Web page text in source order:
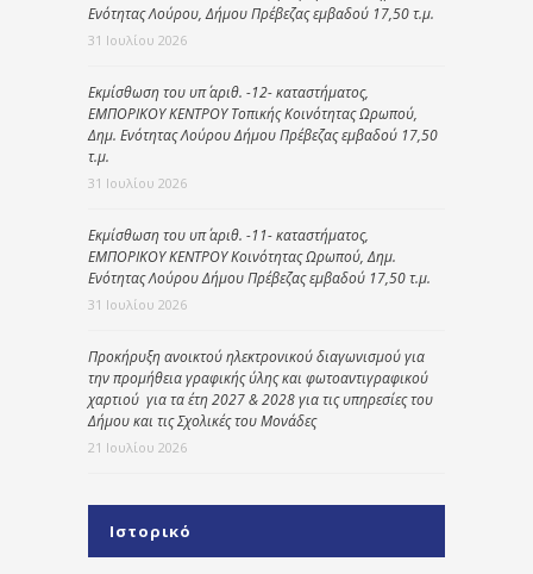
Ενότητας Λούρου, Δήμου Πρέβεζας εμβαδού 17,50 τ.μ.
31 Ιουλίου 2026
Εκμίσθωση του υπ΄ αριθ. -12- καταστήματος,
ΕΜΠΟΡΙΚΟΥ ΚΕΝΤΡΟΥ Τοπικής Κοινότητας Ωρωπού,
Δημ. Ενότητας Λούρου Δήμου Πρέβεζας εμβαδού 17,50
τ.μ.
31 Ιουλίου 2026
Εκμίσθωση του υπ΄ αριθ. -11- καταστήματος,
ΕΜΠΟΡΙΚΟΥ ΚΕΝΤΡΟΥ Κοινότητας Ωρωπού, Δημ.
Ενότητας Λούρου Δήμου Πρέβεζας εμβαδού 17,50 τ.μ.
31 Ιουλίου 2026
Προκήρυξη ανοικτού ηλεκτρονικού διαγωνισμού για
την προμήθεια γραφικής ύλης και φωτοαντιγραφικού
χαρτιού για τα έτη 2027 & 2028 για τις υπηρεσίες του
Δήμου και τις Σχολικές του Μονάδες
21 Ιουλίου 2026
Ιστορικό